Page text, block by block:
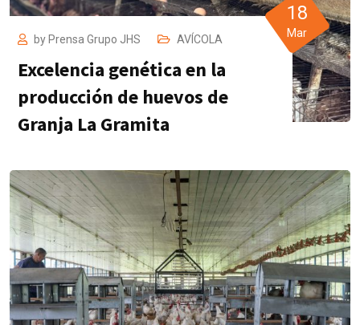
by Prensa Grupo JHS AVÍCOLA
Excelencia genética en la
producción de huevos de
Granja La Gramita
18
Mar